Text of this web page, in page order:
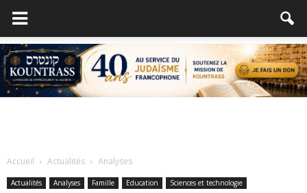
Accueil Actualités Analyses
Actualités Analyses Famille Education Sciences et technologie